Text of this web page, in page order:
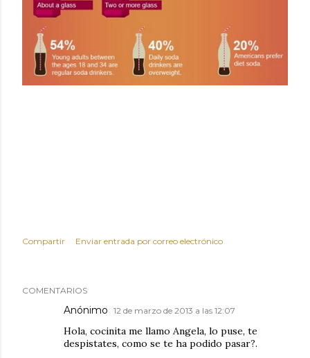
Compartir Enviar entrada por correo electrónico
COMENTARIOS
Anónimo 12 de marzo de 2013 a las 12:07
Hola, cocinita me llamo Angela, lo puse, te
despistates, como se te ha podido pasar?.